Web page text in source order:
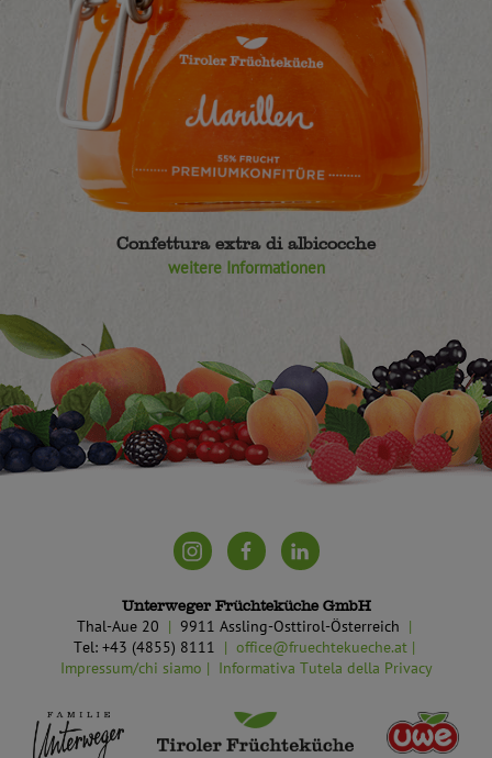
Confettura extra di albicocche
weitere Informationen
Unterweger Früchteküche GmbH
Thal-Aue 20
9911 Assling-Osttirol-Österreich
Tel: +43 (4855) 8111
office@fruechtekueche.at
Impressum/chi siamo
Informativa Tutela della Privacy